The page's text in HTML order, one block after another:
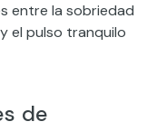
entre la sobriedad
el pulso tranquilo
de